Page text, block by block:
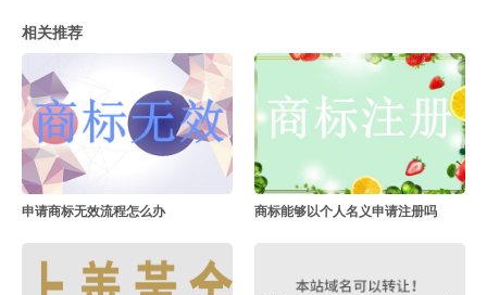
相关推荐
申请商标无效流程怎么办 商标能够以个人名义申请注册吗